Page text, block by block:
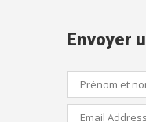
Envoyer